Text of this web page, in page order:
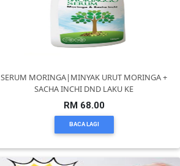
SERUM MORINGA|MINYAK URUT MORINGA +
SACHA INCHI DND LAKU KE
RM 68.00
BACA LAGI